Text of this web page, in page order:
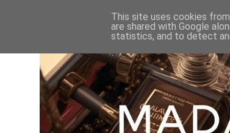
This site uses cookies
are shared with Google
statistics, and to detect